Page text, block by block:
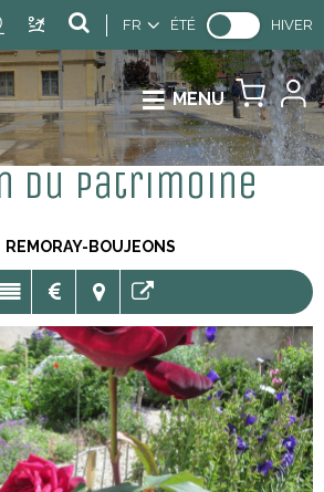
FR ÉTÉ HIVER
MENU
du Patrimoine
REMORAY-BOUJEONS